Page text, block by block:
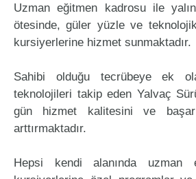
Uzman eğitmen kadrosu ile
ötesinde, güler yüzle ve
kursiyerlerine hizmet sunmaktadır.
Sahibi olduğu tecrübeye ek
teknolojileri takip eden Yalvaç
gün hizmet kalitesini ve
arttırmaktadır.
Hepsi kendi alanında uzman